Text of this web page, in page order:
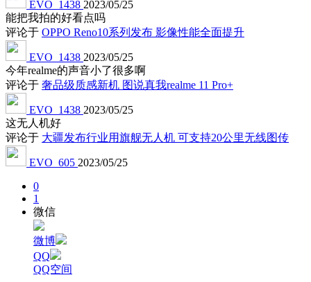
EVO_1438 2023/05/25
能把我拍的好看点吗
评论于 OPPO Reno10系列发布 影像性能全面提升
EVO_1438 2023/05/25
今年realme的声音小了很多啊
评论于 奢品级质感新机 图说真我realme 11 Pro+
EVO_1438 2023/05/25
这无人机好
评论于 大疆发布行业用旗舰无人机 可支持20公里无线图传
EVO_605 2023/05/25
0
1
微信
微博
QQ
QQ空间